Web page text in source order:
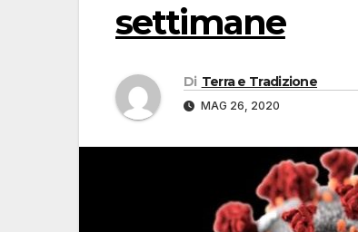
settimane
Di Terra e Tradizione
MAG 26, 2020